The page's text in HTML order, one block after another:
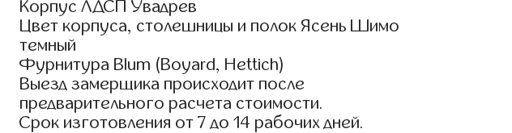
Корпус ЛДСП Увадрев
Цвет корпуса, столешницы и полок Ясень Шимо
темный
Фурнитура Blum (Boyard, Hettich)
Выезд замерщика происходит после
предварительного расчета стоимости.
Срок изготовления от 7 до 14 рабочих дней.